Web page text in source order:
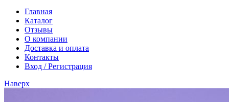
Главная
Каталог
Отзывы
О компании
Доставка и оплата
Контакты
Вход / Регистрация
Наверх